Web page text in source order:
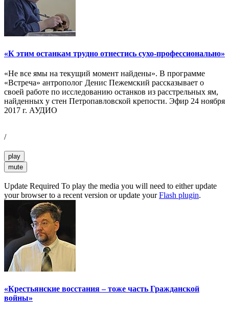
«К этим останкам трудно отнестись сухо-профессионально»
«Не все ямы на текущий момент найдены». В программе
«Встреча» антрополог Денис Пежемский рассказывает о
своей работе по исследованию останков из расстрельных ям,
найденных у стен Петропавловской крепости. Эфир 24 ноября
2017 г. АУДИО
/
play
mute
Update Required To play the media you will need to either update
your browser to a recent version or update yourFlash plugin.
«Крестьянские восстания – тоже часть Гражданской
войны»